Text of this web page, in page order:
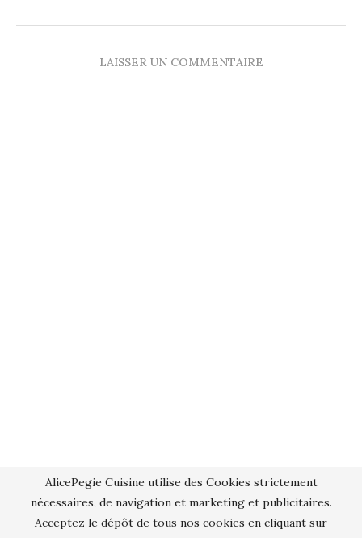
LAISSER UN COMMENTAIRE
AlicePegie Cuisine utilise des Cookies strictement
nécessaires, de navigation et marketing et publicitaires.
Acceptez le dépôt de tous nos cookies en cliquant sur